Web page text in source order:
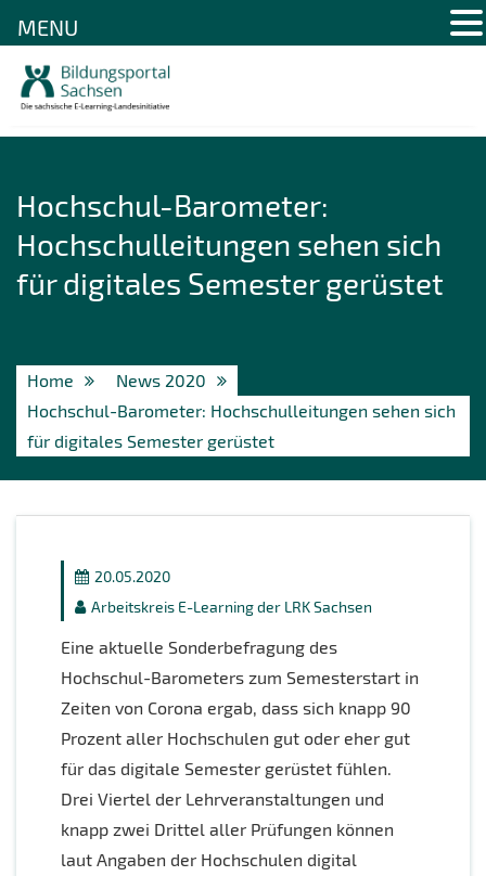
Hochschul-Barometer:
Hochschulleitungen sehen sich
für digitales Semester gerüstet
Home
News 2020
Hochschul-Barometer: Hochschulleitungen sehen sich
für digitales Semester gerüstet
20.05.2020
Arbeitskreis E-Learning der LRK Sachsen
Eine aktuelle Sonderbefragung des
Hochschul-Barometers zum Semesterstart in
Zeiten von Corona ergab, dass sich knapp 90
Prozent aller Hochschulen gut oder eher gut
für das digitale Semester gerüstet fühlen.
Drei Viertel der Lehrveranstaltungen und
knapp zwei Drittel aller Prüfungen können
laut Angaben der Hochschulen digital
MENU